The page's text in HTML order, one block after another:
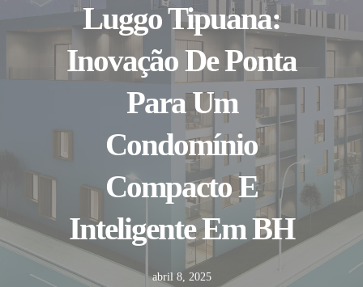
Luggo Tipuana:
Inovação De Ponta
Para Um
Condomínio
Compacto E
Inteligente Em BH
abril 8, 2025